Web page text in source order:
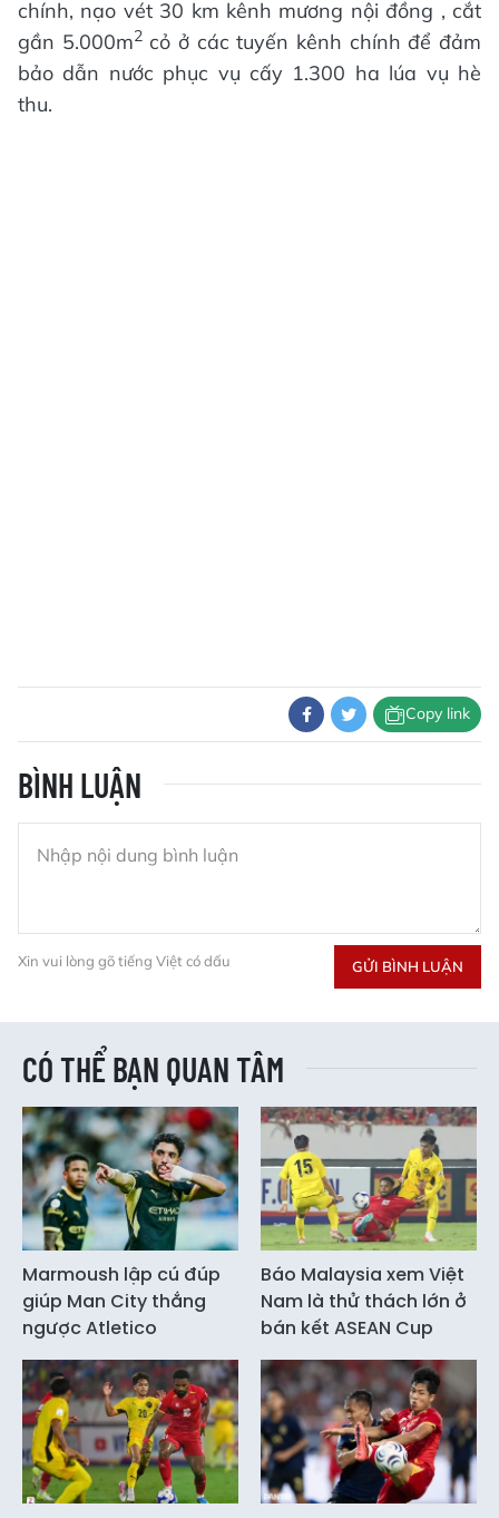
chính, nạo vét 30 km kênh mương nội đồng , cắt
gần 5.000m2cỏ ở các tuyến kênh chính để đảm
bảo dẫn nước phục vụ cấy 1.300 ha lúa vụ hè
thu.
Copy link
BÌNH LUẬN
Xin vui lòng gõ tiếng Việt có dấu GỬI BÌNH LUẬN
CÓ THỂ BẠN QUAN TÂM
Marmoush lập cú đúp
giúp Man City thắng
ngược Atletico
Báo Malaysia xem Việt
Nam là thử thách lớn ở
bán kết ASEAN Cup